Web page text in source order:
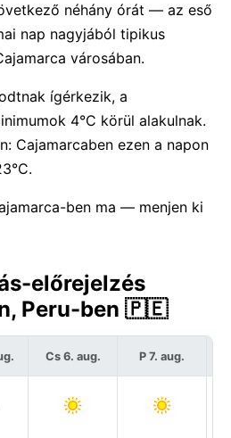
néhány órát — az eső
nap nagyjából tipikus
városában.
ígérkezik, a
4°C körül alakulnak.
Cajamarcaben ezen a napon
ben ma — menjen ki
előrejelzés
Peru-ben 🇵🇪
Cs 6. aug. P 7. aug.